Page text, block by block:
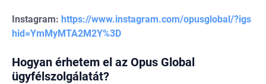
Instagram: https://www.instagram.com/opusglobal/?igs
hid=YmMyMTA2M2Y%3D
Hogyan érhetem el az Opus Global
ügyfélszolgálatát?